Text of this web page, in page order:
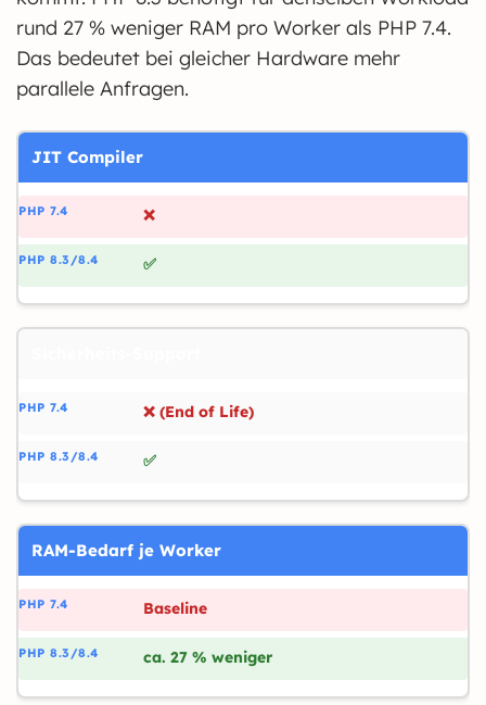
rund 27 % weniger RAM pro Worker als PHP 7.4.
Das bedeutet bei gleicher Hardware mehr
parallele Anfragen.
JIT Compiler
❌
✅
❌ (End of Life)
✅
RAM-Bedarf je Worker
Baseline
ca. 27 % weniger